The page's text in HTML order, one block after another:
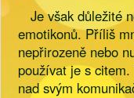
Je však důležité
emotikonů. Příliš
nepřirozeně nebo
používat je s
nad svým